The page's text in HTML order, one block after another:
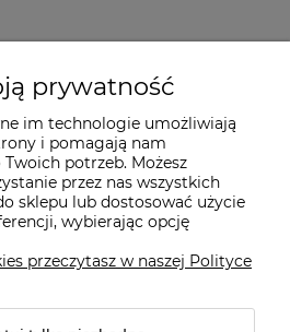
prywatność
im technologie umożliwiają
i pomagają nam
potrzeb. Możesz
przez nas wszystkich
sklepu lub dostosować użycie
wybierając opcję
przeczytasz w naszej Polityce